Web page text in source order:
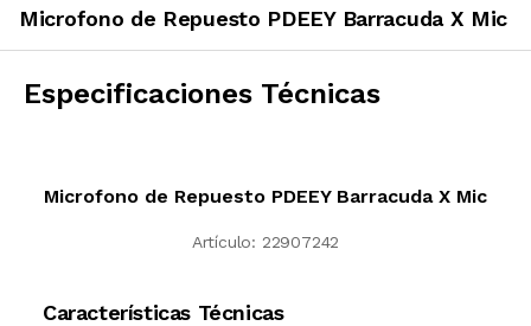
Microfono de Repuesto PDEEY Barracuda X Mic
Especificaciones Técnicas
Microfono de Repuesto PDEEY Barracuda X Mic
Artículo: 22907242
Características Técnicas